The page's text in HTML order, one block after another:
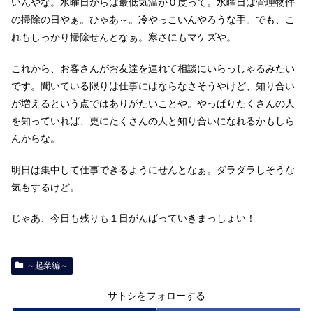
いんやな。水曜日からは最低気温が０度って。水曜日は管理物件
の掃除の日やぁ。ひゃあ～。冷やっこいんやろうな手。でも、こ
れもしっかり掃除せんとなぁ。寒さにもマケズや。
これから、お客さんがお友達を連れて相談にいらっしゃるみたい
です。聞いている限りは仕事にはならなさそうやけど、知り合い
が増えるという点ではありがたいことや。やっぱりたくさんの人
を知っていれば、更にたくさんの人と知り合いになれるかもしら
んからな。
明日は集中して仕事できるようにせんとなぁ。ダラダラしそうな
気もするけど。
じゃあ、今日も残りも１日がんばっていきまっしょい！
～起業編～
サトシをフォローする